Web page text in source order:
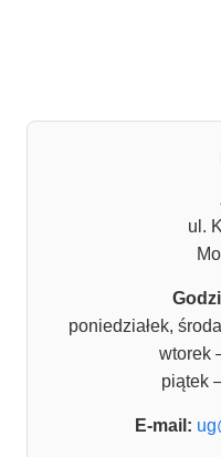
ul.
poniedziałek,
wtorek
piątek
E-mail: